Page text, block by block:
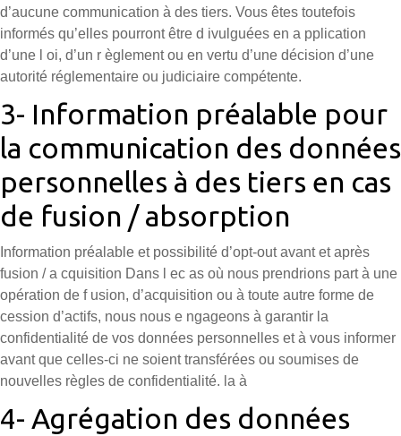
d’aucune communication à des tiers. Vous êtes toutefois
informés qu’elles pourront être d ivulguées en a pplication
d’une l oi, d’un r èglement ou en vertu d’une décision d’une
autorité réglementaire ou judiciaire compétente.
3- Information préalable pour
la communication des données
personnelles à des tiers en cas
de fusion / absorption
Information préalable et possibilité d’opt-out avant et après
fusion / a cquisition Dans l ec as où nous prendrions part à une
opération de f usion, d’acquisition ou à toute autre forme de
cession d’actifs, nous nous e ngageons à garantir la
confidentialité de vos données personnelles et à vous informer
avant que celles-ci ne soient transférées ou soumises de
nouvelles règles de confidentialité. la à
4- Agrégation des données